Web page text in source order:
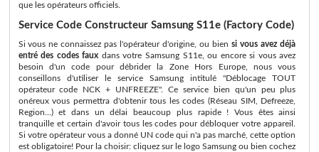
que les opérateurs officiels.
Service Code Constructeur Samsung S11e (Factory Code)
Si vous ne connaissez pas l'opérateur d'origine, ou bien si vous avez déjà
entré des codes faux dans votre Samsung S11e, ou encore si vous avez
besoin d'un code pour débrider la Zone Hors Europe, nous vous
conseillons d'utiliser le service Samsung intitulé "Déblocage TOUT
opérateur code NCK + UNFREEZE". Ce service bien qu'un peu plus
onéreux vous permettra d'obtenir tous les codes (Réseau SIM, Defreeze,
Region...) et dans un délai beaucoup plus rapide ! Vous êtes ainsi
tranquille et certain d'avoir tous les codes pour débloquer votre appareil.
Si votre opérateur vous a donné UN code qui n'a pas marché, cette option
est obligatoire! Pour la choisir: cliquez sur le logo Samsung ou bien cochez